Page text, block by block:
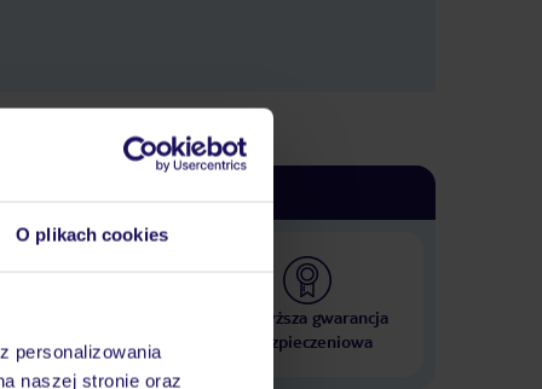
O plikach cookies
personalizowania
naszej stronie oraz
krajach
Najwyższa gwarancja
ubezpieczeniowa